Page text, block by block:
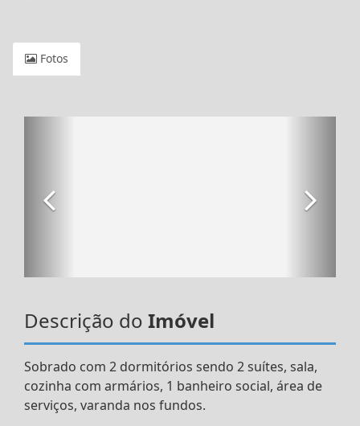
Fotos
Descrição do Imóvel
Sobrado com 2 dormitórios sendo 2 suítes, sala,
cozinha com armários, 1 banheiro social, área de
serviços, varanda nos fundos.